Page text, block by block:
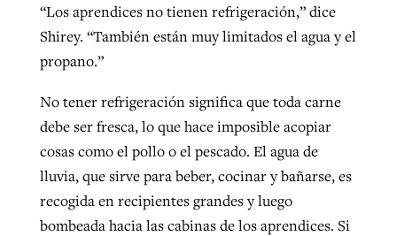
“Los aprendices no tienen refrigeración,” dice
Shirey. “También están muy limitados el agua y el
propano.”
No tener refrigeración significa que toda carne
debe ser fresca, lo que hace imposible acopiar
cosas como el pollo o el pescado. El agua de
lluvia, que sirve para beber, cocinar y bañarse, es
recogida en recipientes grandes y luego
bombeada hacia las cabinas de los aprendices. Si